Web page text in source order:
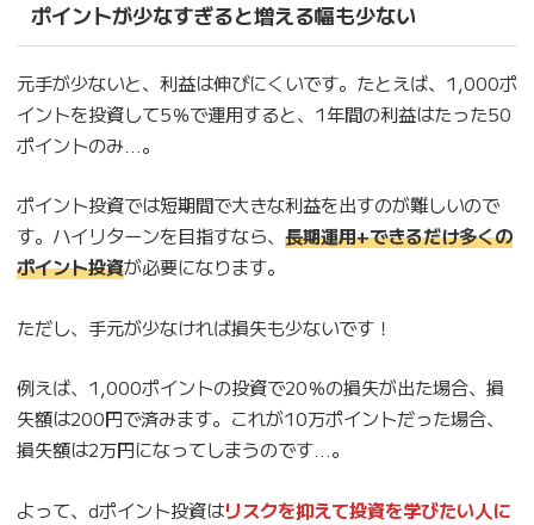
ポイントが少なすぎると増える幅も少ない
元手が少ないと、利益は伸びにくいです。たとえば、1,000ポ
イントを投資して5％で運用すると、1年間の利益はたった50
ポイントのみ…。
ポイント投資では短期間で大きな利益を出すのが難しいので
す。ハイリターンを目指すなら、 長期運用+できるだけ多くの
ポイント投資が必要になります。
ただし、手元が少なければ損失も少ないです！
例えば、1,000ポイントの投資で20％の損失が出た場合、損
失額は200円で済みます。これが10万ポイントだった場合、
損失額は2万円になってしまうのです…。
よって、dポイント投資はリスクを抑えて投資を学びたい人に